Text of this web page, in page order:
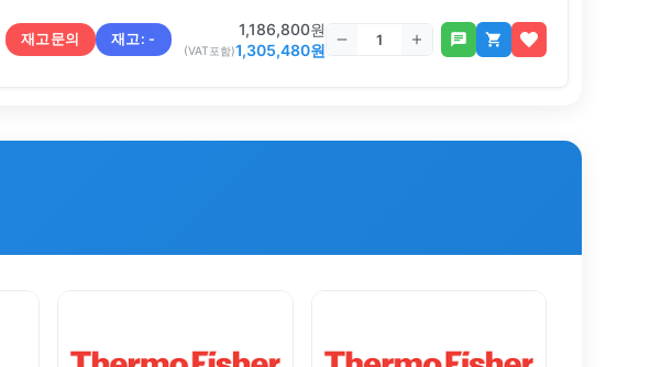
재고문의 재고: - 1,186,800원
(VAT포함)1,305,480원